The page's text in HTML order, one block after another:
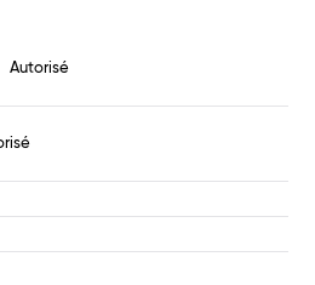
Autorisé